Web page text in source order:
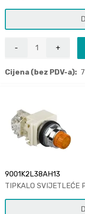
Cijena (bez PDV-a):
9001K2L38AH13
TIPKALO SVIJETLEĆE